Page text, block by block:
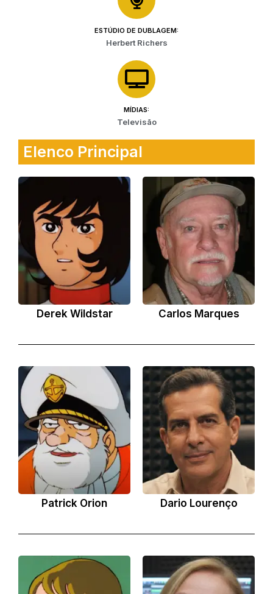
ESTÚDIO DE DUBLAGEM:
Herbert Richers
MÍDIAS:
Televisão
Elenco Principal
Derek Wildstar Carlos Marques
Patrick Orion Dario Lourenço